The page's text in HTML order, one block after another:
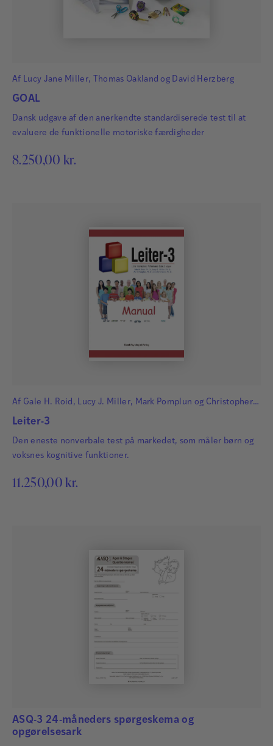
forskningsområde er kognitive vanskeligheder ved
Jette Stokholm er neuropsykolog på Neurocentret
Af Lucy Jane Miller, Thomas Oakland og David Herzberg
GOAL
Dansk udgave af den anerkendte standardiserede test til at
evaluere de funktionelle motoriske færdigheder
8.250,00 kr.
Af Gale H. Roid , Lucy J. Miller, Mark Pomplun og Christopher
Koch
Leiter-3
Den eneste nonverbale test på markedet, som måler børn og
voksnes kognitive funktioner.
11.250,00 kr.
ASQ-3 24-måneders spørgeskema og
opgørelsesark